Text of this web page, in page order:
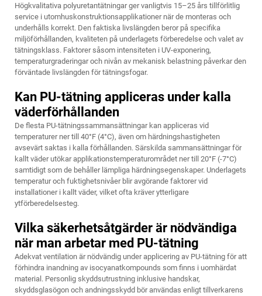
Högkvalitativa polyuretantätningar ger vanligtvis 15–25 års tillförlitlig
service i utomhuskonstruktionsapplikationer när de monteras och
underhålls korrekt. Den faktiska livslängden beror på specifika
miljöförhållanden, kvaliteten på underlagets förberedelse och valet av
tätningsklass. Faktorer såsom intensiteten i UV-exponering,
temperaturgraderingar och nivån av mekanisk belastning påverkar den
förväntade livslängden för tätningsfogar.
Kan PU-tätning appliceras under kalla
väderförhållanden
De flesta PU-tätningssammansättningar kan appliceras vid
temperaturer ner till 40°F (4°C), även om härdningshastigheten
avsevärt saktas i kalla förhållanden. Särskilda sammansättningar för
kallt väder utökar applikationstemperaturområdet ner till 20°F (-7°C)
samtidigt som de behåller lämpliga härdningsegenskaper. Underlagets
temperatur och fuktighetsnivåer blir avgörande faktorer vid
installationer i kallt väder, vilket ofta kräver ytterligare
ytförberedelsesteg.
Vilka säkerhetsåtgärder är nödvändiga
när man arbetar med PU-tätning
Adekvat ventilation är nödvändig under applicering av PU-tätning för att
förhindra inandning av isocyanatkompounds som finns i uomhärdat
material. Personlig skyddsutrustning inklusive handskar,
skyddsglasögon och andningsskydd bör användas enligt tillverkarens